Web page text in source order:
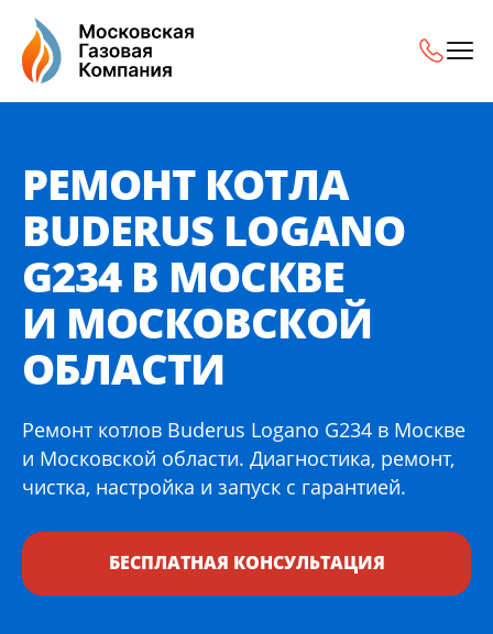
РЕМОНТ КОТЛА
BUDERUS LOGANO
G234 В МОСКВЕ
И МОСКОВСКОЙ
ОБЛАСТИ
Ремонт котлов Buderus Logano G234 в Москве
и Московской области. Диагностика, ремонт,
чистка, настройка и запуск с гарантией.
БЕСПЛАТНАЯ КОНСУЛЬТАЦИЯ